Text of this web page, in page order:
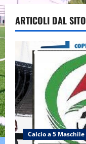
ARTICOLI DAL SITO
Calcio a 5 Maschile